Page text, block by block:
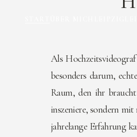
Als Hochzeitsvideograf
besonders darum,
Raum, den ihr
inszeniere, sondern
jahrelange Erfahrung